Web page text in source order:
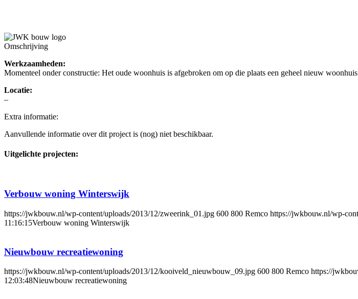
Omschrijving
Werkzaamheden:
Momenteel onder constructie: Het oude woonhuis is afgebroken om op die plaats een geheel nieuw
Locatie:
–
Extra informatie:
Aanvullende informatie over dit project is (nog) niet beschikbaar.
Uitgelichte projecten:
Verbouw woning Winterswijk
https://jwkbouw.nl/wp-content/uploads/2013/12/zweerink_01.jpg 600 800 Remco https://jwkbouw.nl/wp-
11:16:15Verbouw woning Winterswijk
Nieuwbouw recreatiewoning
https://jwkbouw.nl/wp-content/uploads/2013/12/kooiveld_nieuwbouw_09.jpg 600 800 Remco https://
12:03:48Nieuwbouw recreatiewoning